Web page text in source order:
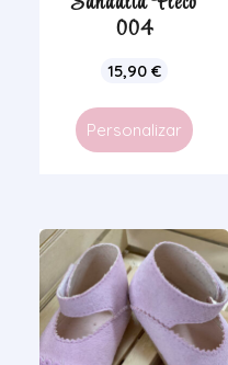
004
15,90 €
Personalizar